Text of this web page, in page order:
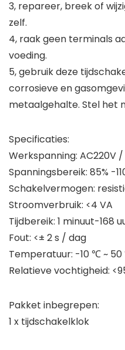
3, repareer, breek of
zelf.
4, raak geen terminals
voeding.
5, gebruik deze
corrosieve en
metaalgehalte. Stel het
Specificaties:
Werkspanning: AC220V /
Spanningsbereik: 85% -
Schakelvermogen:
Stroomverbruik: <4 VA
Tijdbereik: 1 minuut-168
Fout: <± 2 s / dag
Temperatuur: -10 ℃ ~
Relatieve vochtigheid:
Pakket inbegrepen:
1 x tijdschakelklok